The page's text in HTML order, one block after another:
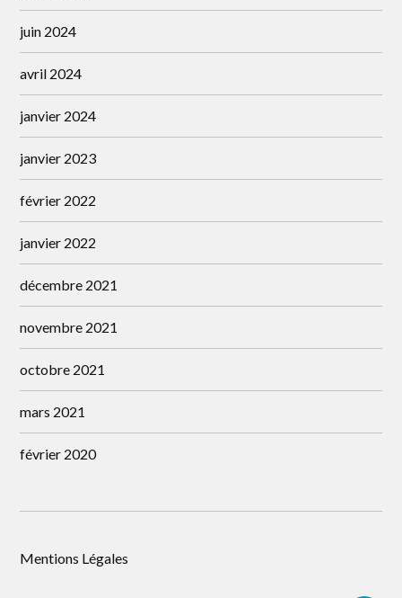
juin 2024
avril 2024
janvier 2024
janvier 2023
février 2022
janvier 2022
décembre 2021
novembre 2021
octobre 2021
mars 2021
février 2020
Mentions Légales